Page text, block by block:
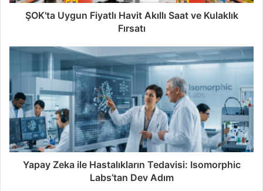
ŞOK'ta Uygun Fiyatlı Havit Akıllı Saat ve Kulaklık
Fırsatı
Yapay Zeka ile Hastalıkların Tedavisi: Isomorphic
Labs’tan Dev Adım